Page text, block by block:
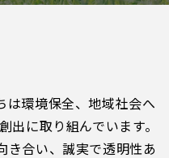
は環境保全、地域社会へ
に取り組んでいます。
き合い、誠実で透明性あ